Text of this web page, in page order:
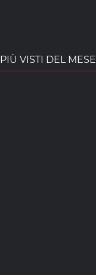
PIÙ VISTI DEL MESE